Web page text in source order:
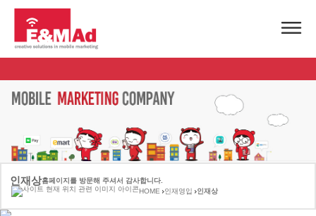
인재상홈페이지를 방문해 주셔서 감사합니다.
HOME 인재영입 인재상